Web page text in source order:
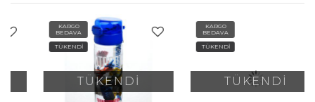
BEDAVA
TÜKENDİ
TÜKENDİ
BEDAVA
TÜKENDİ
TÜKENDİ